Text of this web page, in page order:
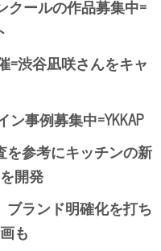
クールの作品募集中=
=渋谷凪咲さんをキャ
ン事例募集中=YKKAP
参考にキッチンの新
開発
ランド明確化を打ち
も